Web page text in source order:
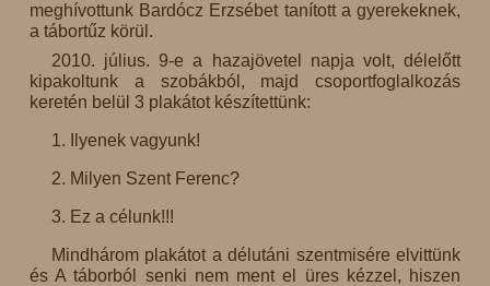
meghívottunk Bardócz Erzsébet tanított a gyerekeknek,
a tábortűz körül.
2010. július. 9-e a hazajövetel napja volt, délelőtt
kipakoltunk a szobákból, majd csoportfoglalkozás
keretén belül 3 plakátot készítettünk:
1. Ilyenek vagyunk!
2. Milyen Szent Ferenc?
3. Ez a célunk!!!
Mindhárom plakátot a délutáni szentmisére elvittünk
és A táborból senki nem ment el üres kézzel, hiszen